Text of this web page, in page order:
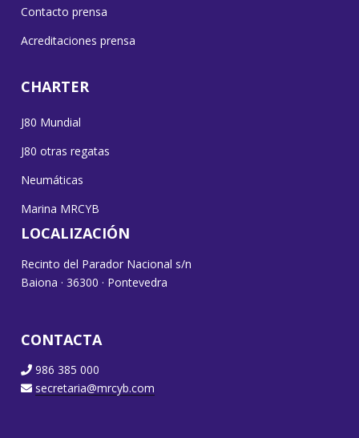
Contacto prensa
Acreditaciones prensa
CHARTER
J80 Mundial
J80 otras regatas
Neumáticas
Marina MRCYB
LOCALIZACIÓN
Recinto del Parador Nacional s/n
Baiona · 36300 · Pontevedra
CONTACTA
986 385 000
secretaria@mrcyb.com